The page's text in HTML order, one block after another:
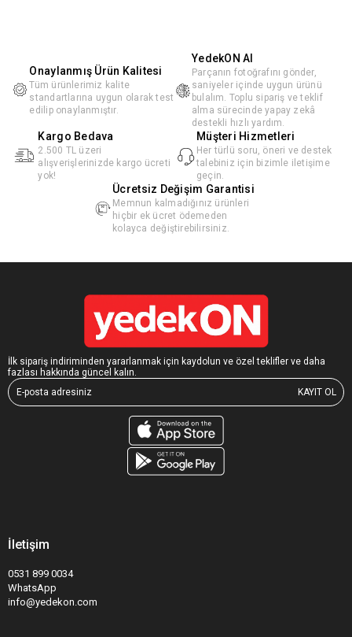
Onaylanmış Ürün Kalitesi
Tüm ürünlerimiz kalite
standartlarına uygun olarak test
edilip onaylanmıştır.
YedekON AI
Parçanın fotoğrafını gönder,
saniyeler içinde uygun ürünü
bulalım. Toplu sipariş ve teklif
alma sürecinde yapay zekâ
destekli hızlı yardım.
Kargo Bedava
2.500 TL üzeri
alışverişlerinizde kargo ücreti
yok!
Müşteri Hizmetleri
Her türlü soru, öneri ve destek
talebiniz için bizimle iletişime
geçin.
Ücretsiz Değişim Garantisi
Memnun kalmadığınız ürünleri
hiçbir ek ücret ödemeden
kolayca değiştirebilirsiniz.
İlk sipariş indiriminden yararlanmak için kaydolun ve özel teklifler ve daha
fazlası hakkında güncel kalın.
KAYIT OL
İletişim
0531 899 0034
WhatsApp
info@yedekon.com